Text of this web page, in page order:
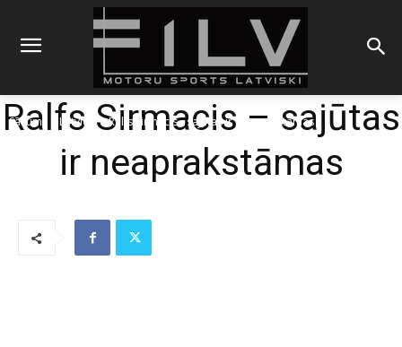
Sākums Latvieši Ralfs Sirmacis - sajūtas ir neaprakstāmas
Ralfs Sirmacis – sajūtas
ir neaprakstāmas